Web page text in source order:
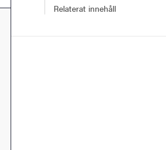
Relaterat innehåll